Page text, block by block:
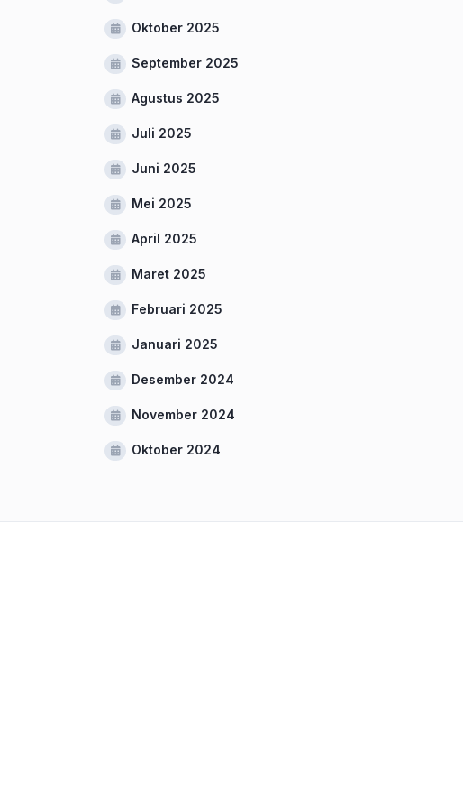
Oktober 2025
September 2025
Agustus 2025
Juli 2025
Juni 2025
Mei 2025
April 2025
Maret 2025
Februari 2025
Januari 2025
Desember 2024
November 2024
Oktober 2024